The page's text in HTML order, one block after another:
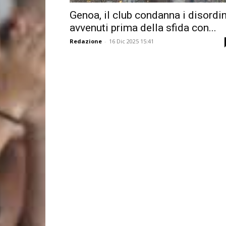
Genoa, il club condanna i
avvenuti prima della sfida con...
Redazione - 16 Dic 2025 15:41